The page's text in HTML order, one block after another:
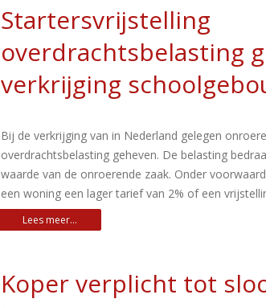
Startersvrijstelling
overdrachtsbelasting
verkrijging
Bij de verkrijging van in Nederland gelegen
overdrachtsbelasting geheven. De belasting
waarde van de onroerende zaak. Onder
een woning een lager tarief van 2% of een
Koper verplicht tot